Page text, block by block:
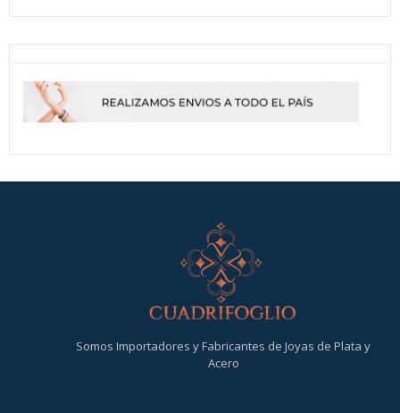
Somos Importadores y Fabricantes de Joyas de Plata y
Acero